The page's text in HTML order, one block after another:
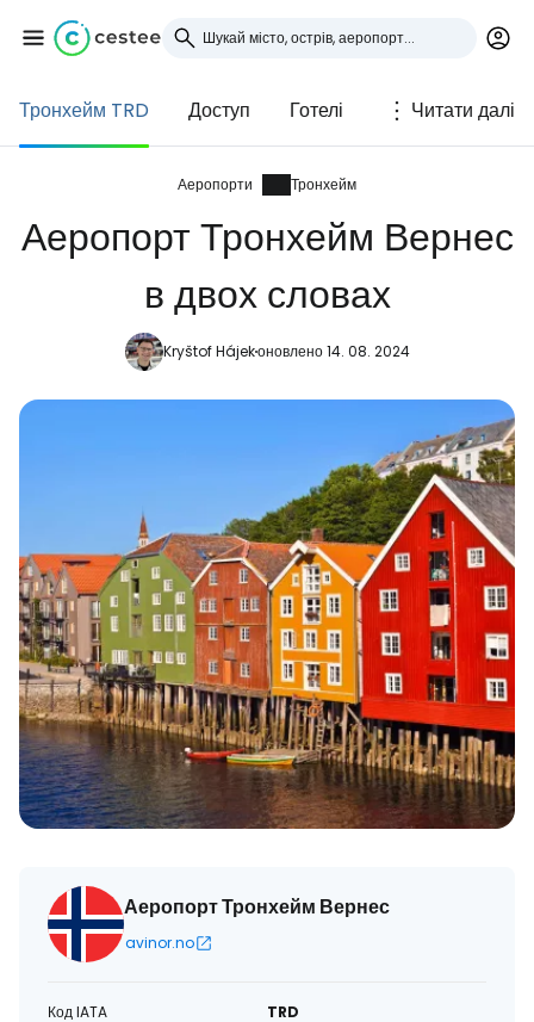
Тронхейм TRD Доступ Готелі Читати далі
Аеропорти Тронхейм
Аеропорт Тронхейм Вернес
в двох словах
Kryštof Hájekоновлено 14. 08. 2024
Аеропорт Тронхейм Вернес
avinor.no
Код IATA
TRD
Увійдіть до Cestee
... світова туристична спільнота
Продовжуйте з Google
Продовжуйте у Facebook
Продовжити з email